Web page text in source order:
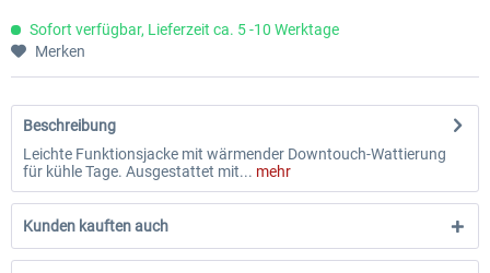
Sofort verfügbar, Lieferzeit ca. 5 -10 Werktage
Merken
Beschreibung
Leichte Funktionsjacke mit wärmender Downtouch-Wattierung
für kühle Tage. Ausgestattet mit... mehr
Kunden kauften auch